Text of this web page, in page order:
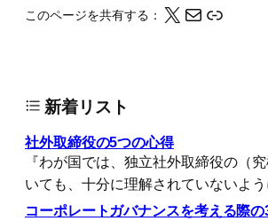
このページを共有する： X メール このページの情報をクリップボードにコピーする
新着リスト
社外取締役の5つの心得
『わが国では、独立社外取締役の（
いても、十分に理解されていないよう
コーポレートガバナンスを考える際